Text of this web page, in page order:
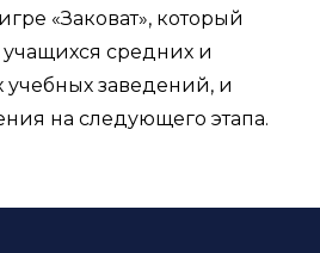
«Заковат», который
средних и
заведений, и
на следующего этапа.